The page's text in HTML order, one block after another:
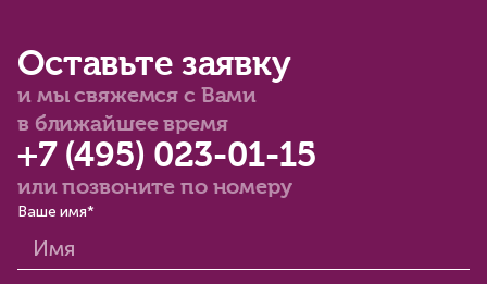
Оставьте заявку
и мы свяжемся с Вами
в ближайшее время
+7 (495) 023-01-15
или позвоните по номеру
Ваше имя*